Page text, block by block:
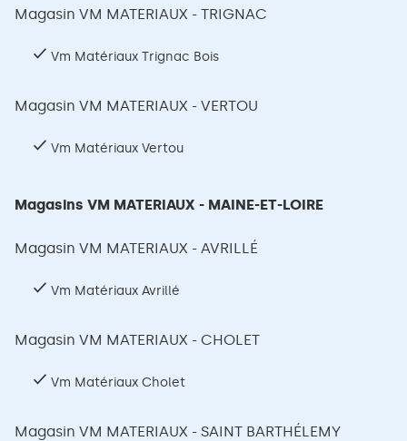
Magasin VM MATERIAUX - TRIGNAC
Vm Matériaux Trignac Bois
Magasin VM MATERIAUX - VERTOU
Vm Matériaux Vertou
Magasins VM MATERIAUX - MAINE-ET-LOIRE
Magasin VM MATERIAUX - AVRILLÉ
Vm Matériaux Avrillé
Magasin VM MATERIAUX - CHOLET
Vm Matériaux Cholet
Magasin VM MATERIAUX - SAINT BARTHÉLEMY